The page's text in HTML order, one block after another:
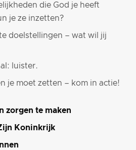
die God je heeft
je ze inzetten?
doelstellingen – wat wil jij
luister.
je moet zetten – kom in actie!
zorgen te maken
Koninkrijk